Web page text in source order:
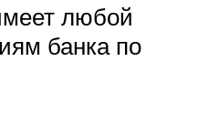
любой
банка по